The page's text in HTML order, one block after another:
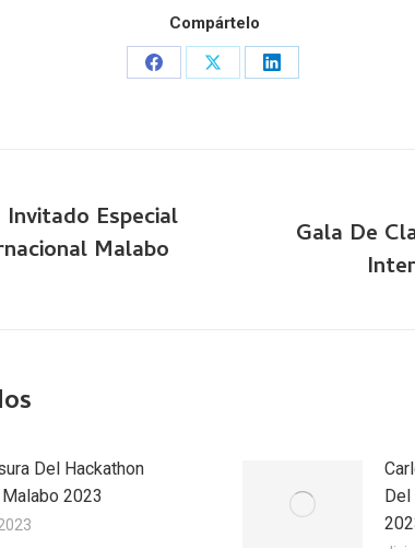
Compártelo
Share
Share
Share
Especial
Malabo
Gala De
Del Hackathon
2023
Del